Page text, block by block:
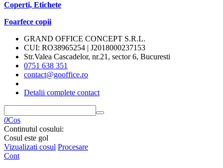
Coperti, Etichete
Foarfece copii
GRAND OFFICE CONCEPT S.R.L.
CUI: RO38965254 | J2018000237153
Str.Valea Cascadelor, nr.21, sector 6, Bucuresti
0751 638 351
contact@gooffice.ro
Detalii complete contact
0Cos
Continutul cosului:
Cosul este gol
Vizualizati cosul Procesare
Cont